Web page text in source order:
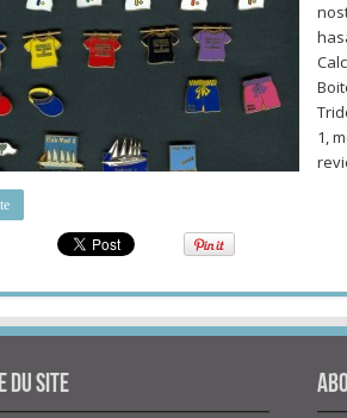
1,
du site